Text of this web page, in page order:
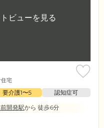
宅
要介護1〜5
認知症可
開発駅から 徒歩6分